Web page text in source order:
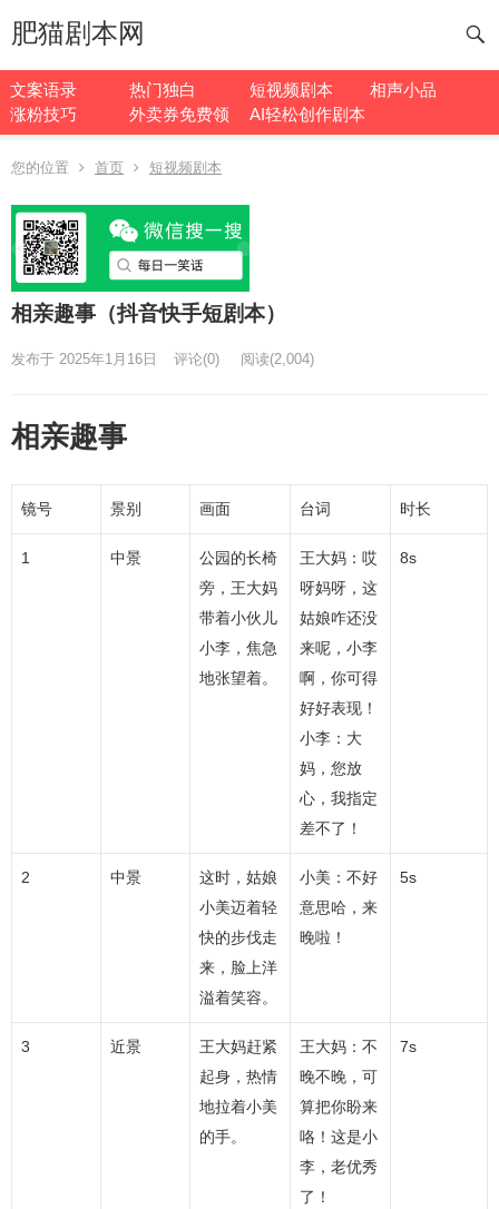
肥猫剧本网
文案语录 热门独白 短视频剧本
相声小品
涨粉技巧
外卖券免费领 AI轻松创作剧本
您的位置 首页 短视频剧本
相亲趣事（抖音快手短剧本）
发布于 2025年1月16日 评论(0) 阅读(2,004)
相亲趣事
镜号 景别 画面 台词 时长
1 中景
公园的长椅
旁，王大妈
带着小伙儿
小李，焦急
地张望着。
王大妈：哎
呀妈呀，这
姑娘咋还没
来呢，小李
啊，你可得
好好表现！
小李：大
妈，您放
心，我指定
差不了！
8s
2 中景
这时，姑娘
小美迈着轻
快的步伐走
来，脸上洋
溢着笑容。
小美：不好
意思哈，来
晚啦！
5s
3 近景
王大妈赶紧
起身，热情
地拉着小美
的手。
王大妈：不
晚不晚，可
算把你盼来
咯！这是小
李，老优秀
了！
7s